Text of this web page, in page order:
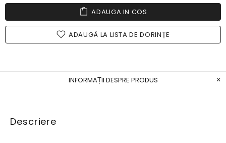
ADAUGA IN COS
ADAUGĂ LA LISTA DE DORINȚE
INFORMAȚII DESPRE PRODUS
Descriere